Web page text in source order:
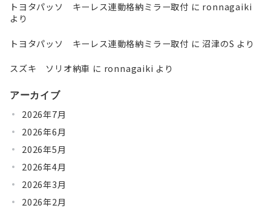
トヨタパッソ キーレス連動格納ミラー取付 に ronnagaiki
より
トヨタパッソ キーレス連動格納ミラー取付 に沼津のS より
スズキ ソリオ納車 に ronnagaiki より
アーカイブ
2026年7月
2026年6月
2026年5月
2026年4月
2026年3月
2026年2月